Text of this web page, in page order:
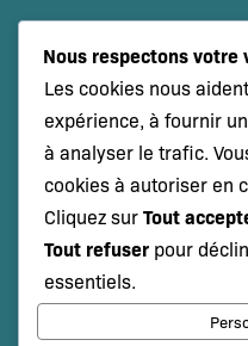
Veille scientifique
Événements
NOUS JOINDRE
Abonnez-vous à
Nous respectons votre
Les cookies nous
expérience, à fournir
à analyser le trafic.
cookies à autoriser en
Cliquez surTout
Tout refuser pour
essentiels.